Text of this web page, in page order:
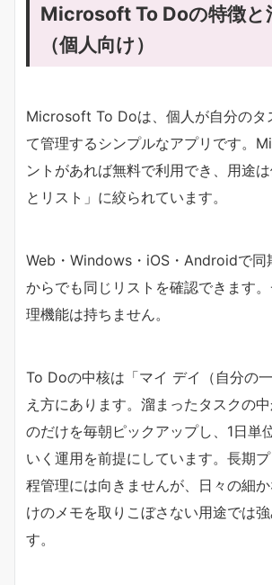
Microsoft To Doの特徴と
（個人向け）
Microsoft To Doは、個人が自分のタ
て管理するシンプルなアプリです。
ントがあれば無料で利用でき、用途
とリスト」に絞られています。
Web・Windows・iOS・Androidで同
からでも同じリストを確認できます
理機能は持ちません。
To Doの中核は「マイ デイ（自分の
え方にあります。溜まったタスクの
のだけを毎朝ピックアップし、1日単
いく運用を前提にしています。長期
程管理には向きませんが、日々の細
けのメモを取りこぼさない用途では
す。